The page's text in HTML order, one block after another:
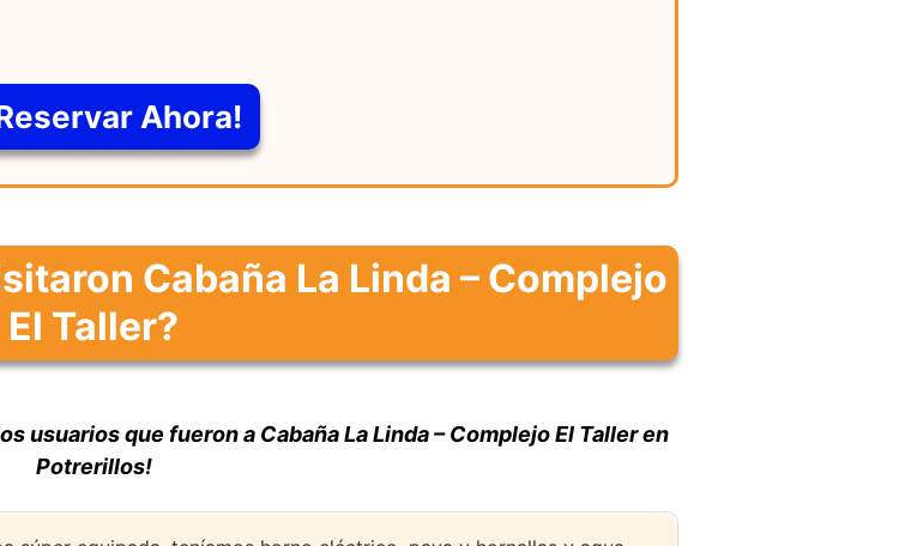
Ahora!
Cabaña La Linda – Complejo
El Taller?
usuarios que fueron a Cabaña La Linda – Complejo El Taller en
Potrerillos!